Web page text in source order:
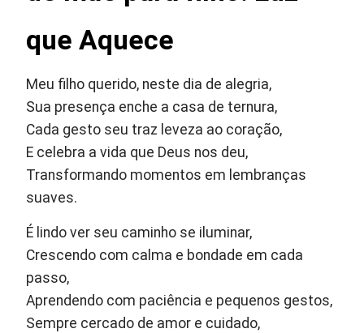
que Aquece
Meu filho querido, neste dia de alegria,
Sua presença enche a casa de ternura,
Cada gesto seu traz leveza ao coração,
E celebra a vida que Deus nos deu,
Transformando momentos em lembranças
suaves.
É lindo ver seu caminho se iluminar,
Crescendo com calma e bondade em cada
passo,
Aprendendo com paciência e pequenos gestos,
Sempre cercado de amor e cuidado,